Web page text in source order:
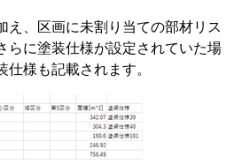
え、区画に未割り当ての部材リス
らに塗装仕様が設定されていた場
様も記載されます。